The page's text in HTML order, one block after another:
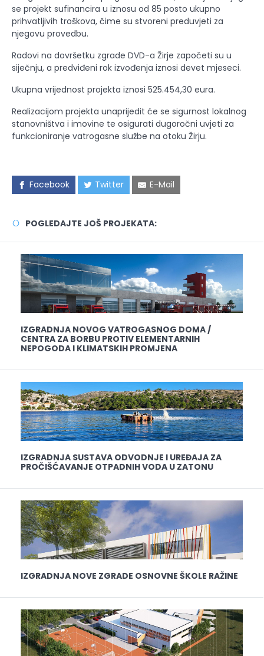
se projekt sufinancira u iznosu od 85 posto ukupno
prihvatljivih troškova, čime su stvoreni preduvjeti za
njegovu provedbu.
Radovi na dovršetku zgrade DVD-a Žirje započeti su u
siječnju, a predviđeni rok izvođenja iznosi devet mjeseci.
Ukupna vrijednost projekta iznosi 525.454,30 eura.
Realizacijom projekta unaprijedit će se sigurnost lokalnog
stanovništva i imovine te osigurati dugoročni uvjeti za
funkcioniranje vatrogasne službe na otoku Žirju.
Facebook Twitter E-Mail
POGLEDAJTE JOŠ PROJEKATA:
IZGRADNJA NOVOG VATROGASNOG DOMA /
CENTRA ZA BORBU PROTIV ELEMENTARNIH
NEPOGODA I KLIMATSKIH PROMJENA
IZGRADNJA SUSTAVA ODVODNJE I UREĐAJA ZA
PROČIŠĆAVANJE OTPADNIH VODA U ZATONU
IZGRADNJA NOVE ZGRADE OSNOVNE ŠKOLE RAŽINE